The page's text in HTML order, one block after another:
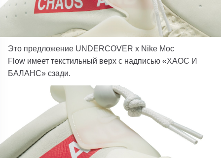
Это предложение UNDERCOVER x Nike Moc
Flow имеет текстильный верх с надписью «ХАОС И
БАЛАНС» сзади.